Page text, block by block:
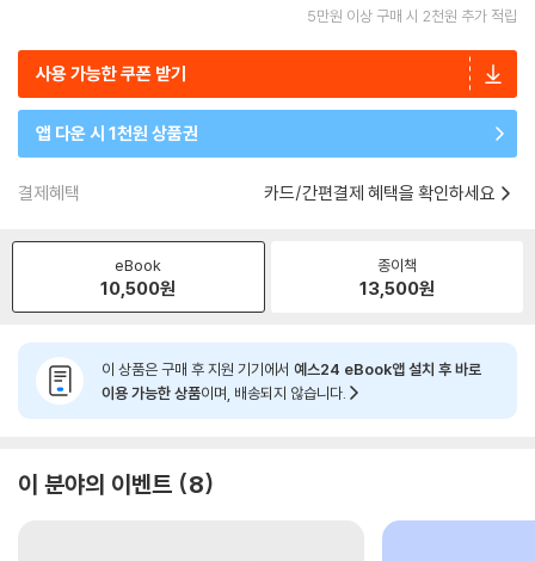
5만원 이상 구매 시 2천원 추가 적립
사용 가능한 쿠폰 받기
앱 다운 시 1천원 상품권
결제혜택 카드/간편결제 혜택을 확인하세요
eBook
10,500원
종이책
13,500원
이 상품은 구매 후 지원 기기에서 예스24 eBook앱 설치 후 바로
이용 가능한 상품이며, 배송되지 않습니다.
이 분야의 이벤트 8